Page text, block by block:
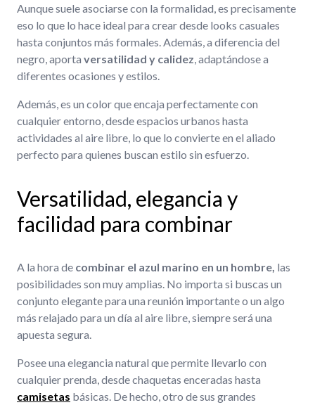
Aunque suele asociarse con la formalidad, es precisamente
eso lo que lo hace ideal para crear desde looks casuales
hasta conjuntos más formales. Además, a diferencia del
negro, aporta versatilidad y calidez , adaptándose a
diferentes ocasiones y estilos.
Además, es un color que encaja perfectamente con
cualquier entorno, desde espacios urbanos hasta
actividades al aire libre, lo que lo convierte en el aliado
perfecto para quienes buscan estilo sin esfuerzo.
Versatilidad, elegancia y
facilidad para combinar
A la hora de combinar el azul marino en un hombre, las
posibilidades son muy amplias. No importa si buscas un
conjunto elegante para una reunión importante o un algo
más relajado para un día al aire libre, siempre será una
apuesta segura.
Posee una elegancia natural que permite llevarlo con
cualquier prenda, desde chaquetas enceradas hasta
camisetas básicas. De hecho, otro de sus grandes